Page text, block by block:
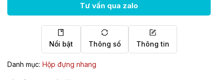
Tư vấn qua zalo
Nổi bật Thông số Thông tin
Danh mục: Hộp đựng nhang